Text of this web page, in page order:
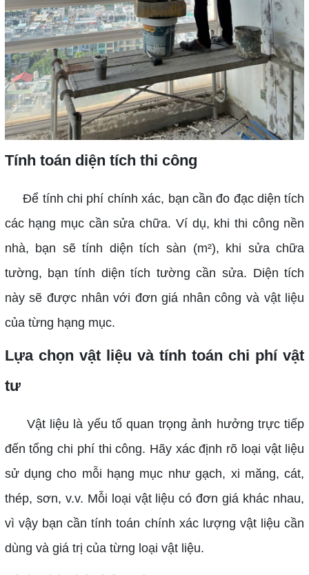
Tính toán diện tích thi công
Để tính chi phí chính xác, bạn cần đo đạc diện tích
các hạng mục cần sửa chữa. Ví dụ, khi thi công nền
nhà, bạn sẽ tính diện tích sàn (m²), khi sửa chữa
tường, bạn tính diện tích tường cần sửa. Diện tích
này sẽ được nhân với đơn giá nhân công và vật liệu
của từng hạng mục.
Lựa chọn vật liệu và tính toán chi phí vật
tư
Vật liệu là yếu tố quan trọng ảnh hưởng trực tiếp
đến tổng chi phí thi công. Hãy xác định rõ loại vật liệu
sử dụng cho mỗi hạng mục như gạch, xi măng, cát,
thép, sơn, v.v. Mỗi loại vật liệu có đơn giá khác nhau,
vì vậy bạn cần tính toán chính xác lượng vật liệu cần
dùng và giá trị của từng loại vật liệu.